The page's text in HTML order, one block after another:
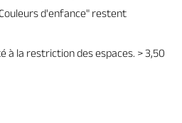
d'enfance" restent
à la restriction des espaces. > 3,50